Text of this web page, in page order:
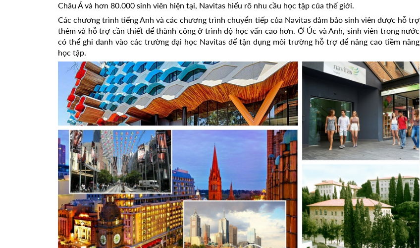
Châu Á và hơn 80.000 sinh viên hiện tại, Navitas hiểu rõ nhu cầu học tập của thế giới.
Các chương trình tiếng Anh và các chương trình chuyển tiếp của Navitas đảm bảo sinh viên được hỗ trợ
thêm và hỗ trợ cần thiết để thành công ở trình độ học vấn cao hơn. Ở Úc và Anh, sinh viên trong nước
có thể ghi danh vào các trường đại học Navitas để tận dụng môi trường hỗ trợ để nâng cao tiềm năng
học tập.